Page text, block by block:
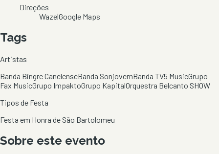
Direções
Waze|Google Maps
Tags
Artistas
Banda Bingre CanelenseBanda SonjovemBanda TV5 MusicGrupo
Fax MusicGrupo ImpaktoGrupo KapitalOrquestra Belcanto SHOW
Tipos de Festa
Festa em Honra de São Bartolomeu
Sobre este evento